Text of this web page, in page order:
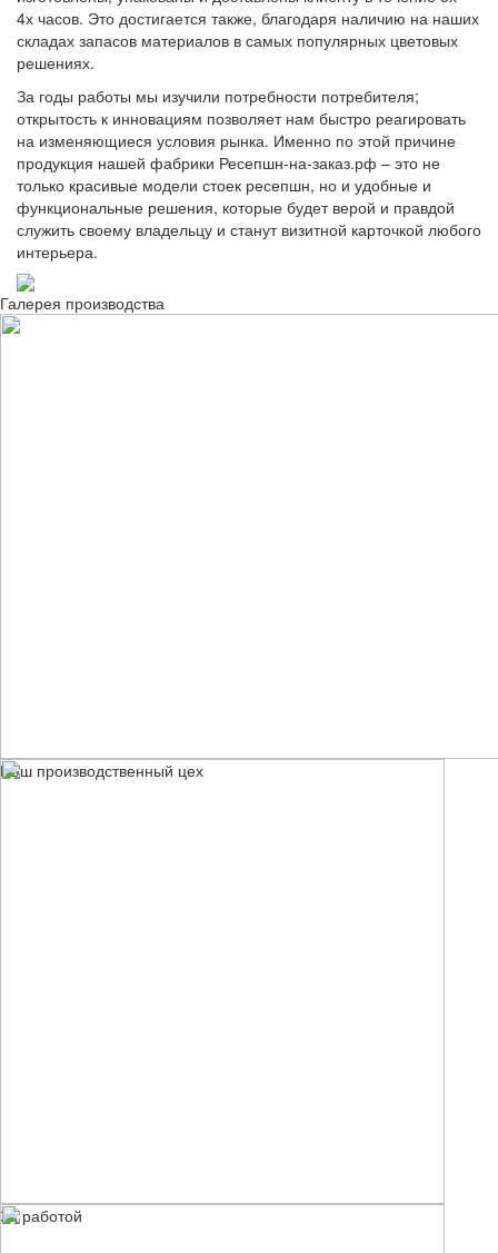
4х часов. Это достигается также, благодаря наличию на наших
складах запасов материалов в самых популярных цветовых
решениях.
За годы работы мы изучили потребности потребителя;
открытость к инновациям позволяет нам быстро реагировать
на изменяющиеся условия рынка. Именно по этой причине
продукция нашей фабрики Ресепшн-на-заказ.рф – это не
только красивые модели стоек ресепшн, но и удобные и
функциональные решения, которые будет верой и правдой
служить своему владельцу и станут визитной карточкой любого
интерьера.
Галерея производства
Наш производственный цех
За работой